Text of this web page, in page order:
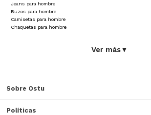
Jeans para hombre
Buzos para hombre
Camisetas para hombre
Chaquetas para hombre
Ver más▼
Sobre Ostu
Políticas